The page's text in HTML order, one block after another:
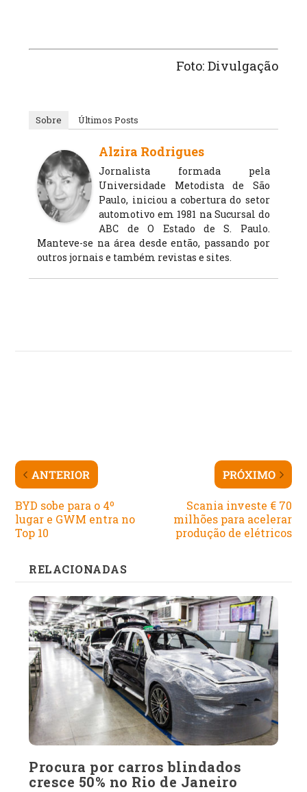
Foto: Divulgação
Sobre Últimos Posts
Alzira Rodrigues
Jornalista formada pela
Universidade Metodista de São
Paulo, iniciou a cobertura do setor
automotivo em 1981 na Sucursal do
ABC de O Estado de S. Paulo.
Manteve-se na área desde então, passando por
outros jornais e também revistas e sites.
ANTERIOR
BYD sobe para o 4º
lugar e GWM entra no
Top 10
PRÓXIMO
Scania investe € 70
milhões para acelerar
produção de elétricos
RELACIONADAS
Procura por carros blindados
cresce 50% no Rio de Janeiro